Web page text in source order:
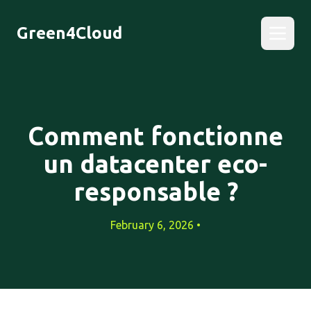
Green4Cloud
Comment fonctionne
un datacenter eco-
responsable ?
February 6, 2026 •